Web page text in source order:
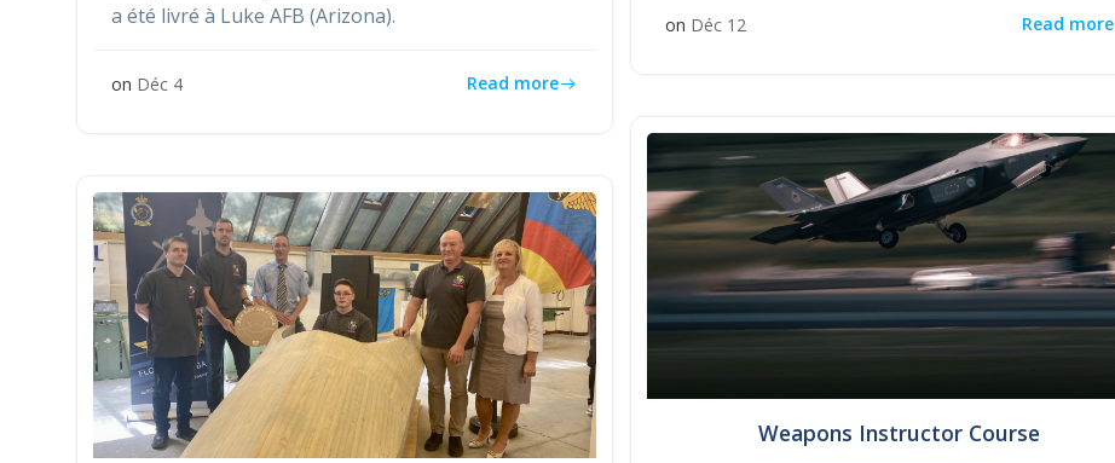
on Déc 12 Read more
a été livré à Luke AFB (Arizona).
on Déc 4 Read more
Weapons Instructor Course